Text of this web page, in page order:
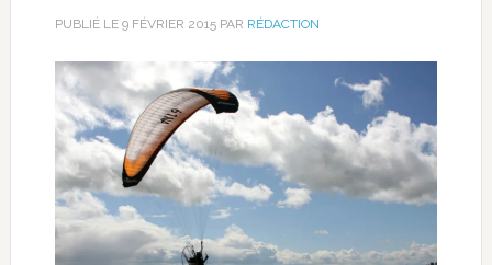
PUBLIÉ LE 9 FÉVRIER 2015PAR RÉDACTION